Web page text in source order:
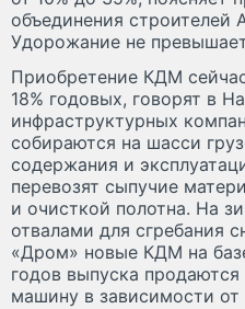
объединения строителей
Удорожание не
Приобретение КДМ
18% годовых, говорят в
инфраструктурных
собираются на шасси
содержания и
перевозят сыпучие
и очисткой полотна. На
отвалами для сгребания
«Дром» новые КДМ на
годов выпуска продаются
машину в зависимости